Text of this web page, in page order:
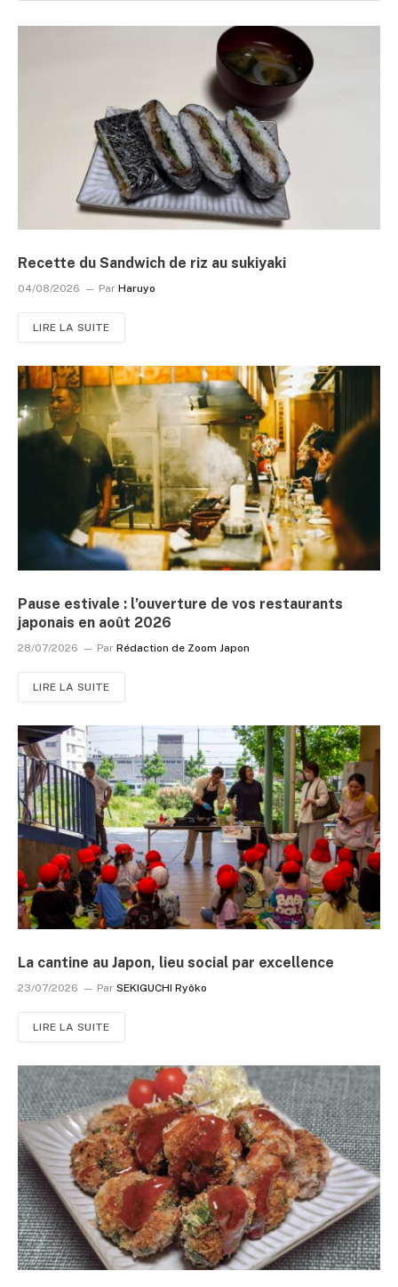
Recette du Sandwich de riz au sukiyaki
04/08/2026 Par Haruyo
LIRE LA SUITE
Pause estivale : l’ouverture de vos restaurants
japonais en août 2026
28/07/2026 Par Rédaction de Zoom Japon
LIRE LA SUITE
La cantine au Japon, lieu social par excellence
23/07/2026 Par SEKIGUCHI Ryôko
LIRE LA SUITE